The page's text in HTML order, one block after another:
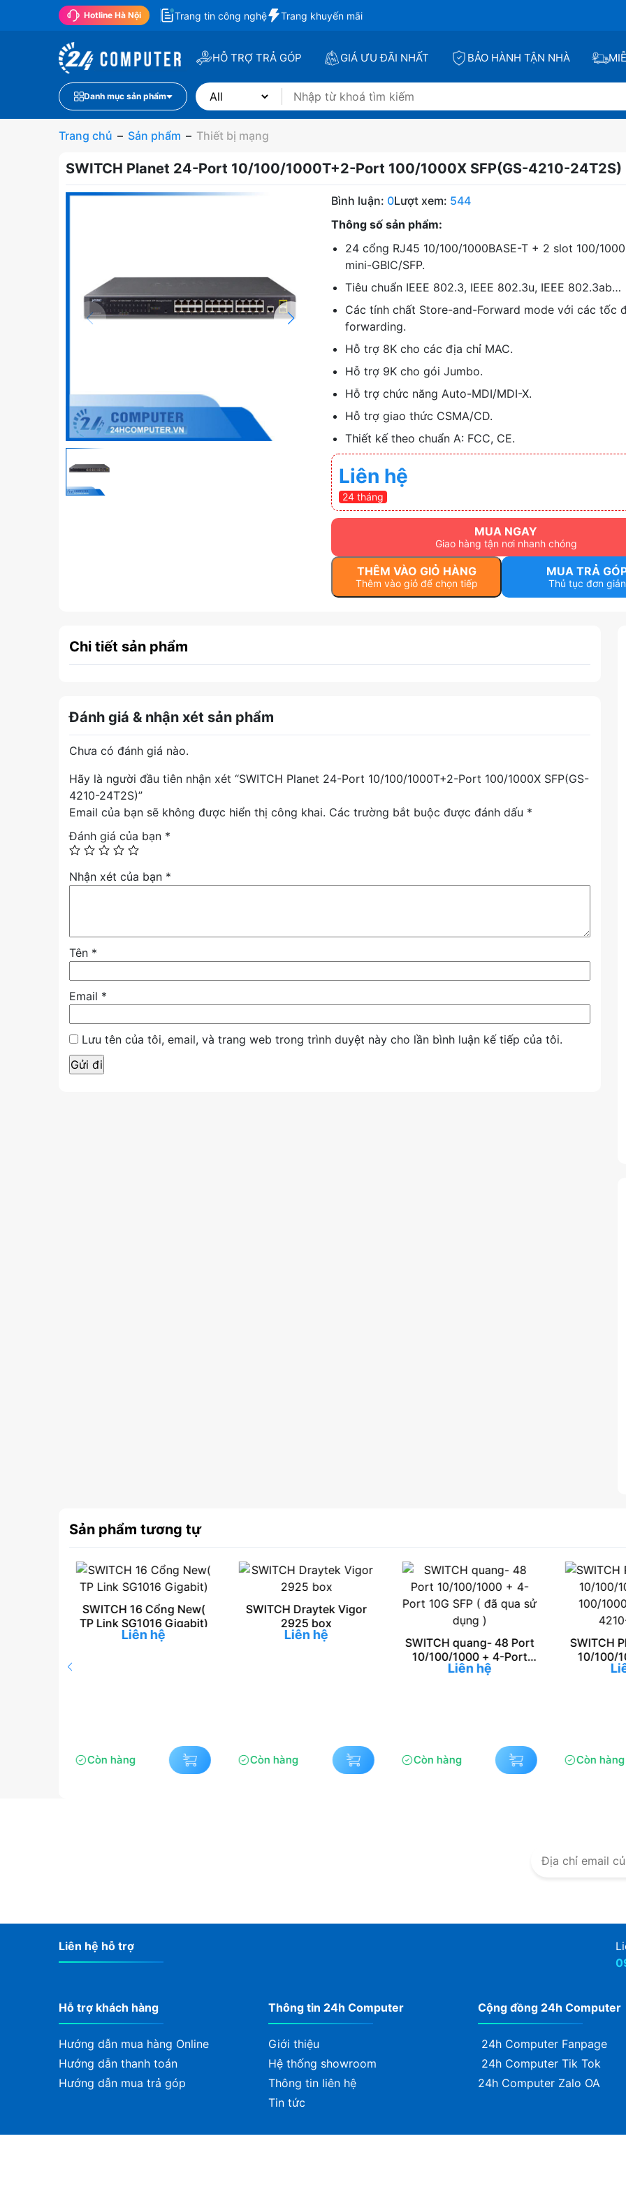
Hotline Hà Nội Trang tin công nghệ Trang khuyến mãi
HỖ TRỢ TRẢ GÓP GIÁ ƯU ĐÃI NHẤT BẢO HÀNH TẬN NHÀ
Danh mục sản phẩm
Trang chủ – Sản phẩm – Thiết bị mạng
SWITCH Planet 24-Port 10/100/1000T+2-Port 100/1000X SFP(GS-4210-24T2S)
Bình luận: 0Lượt xem: 544
Thông số sản phẩm:
24 cổng RJ45 10/100/1000BASE-T + 2 slot 100/
mini-GBIC/SFP.
Tiêu chuẩn IEEE 802.3, IEEE 802.3u, IEEE 802.3ab…
Các tính chất Store-and-Forward mode với các tốc
forwarding.
Hỗ trợ 8K cho các địa chỉ MAC.
Hỗ trợ 9K cho gói Jumbo.
Hỗ trợ chức năng Auto-MDI/MDI-X.
Hỗ trợ giao thức CSMA/CD.
Thiết kế theo chuẩn A: FCC, CE.
Liên hệ
24 tháng
MUA NGAY
Giao hàng tận nơi nhanh chóng
THÊM VÀO GIỎ HÀNG
Thêm vào giỏ để chọn tiếp
MUA TRẢ
Thủ tục đơn giản
Chi tiết sản phẩm
Đánh giá & nhận xét sản phẩm
Chưa có đánh giá nào.
Hãy là người đầu tiên nhận xét “SWITCH Planet 24-Port 10/100/1000T+2-Port 100/1000X SFP(GS-
4210-24T2S)”
Email của bạn sẽ không được hiển thị công khai. Các trường bắt buộc được đánh dấu *
Đánh giá của bạn *
Nhận xét của bạn *
Tên *
Email *
Lưu tên của tôi, email, và trang web trong trình duyệt này cho lần bình luận kế tiếp của tôi.
Sản phẩm tương tự
SWITCH 16 Cổng New(
TP Link SG1016 Gigabit)
Liên hệ
Còn hàng
SWITCH Draytek Vigor
2925 box
Liên hệ
Còn hàng
SWITCH quang- 48 Port
10/100/1000 + 4-Port
10G SFP ( đã qua sử
Liên hệ
Còn hàng
SWITCH
10/100/
100/
Còn hàng
Liên hệ hỗ trợ
Hỗ trợ khách hàng
Hướng dẫn mua hàng Online
Hướng dẫn thanh toán
Hướng dẫn mua trả góp
Thông tin 24h Computer
Giới thiệu
Hệ thống showroom
Thông tin liên hệ
Tin tức
Cộng đồng 24h Computer
24h Computer Fanpage
24h Computer Tik Tok
24h Computer Zalo OA